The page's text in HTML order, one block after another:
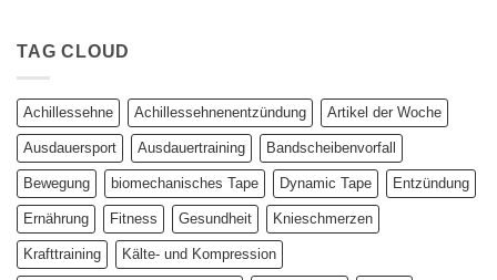
Parameter
Studienergebnisse
unter
der
TAG CLOUD
Achillessehne Achillessehnenentzündung Artikel der Woche
Ausdauersport Ausdauertraining Bandscheibenvorfall
Bewegung biomechanisches Tape Dynamic Tape Entzündung
Ernährung Fitness Gesundheit Knieschmerzen
Krafttraining Kälte- und Kompression